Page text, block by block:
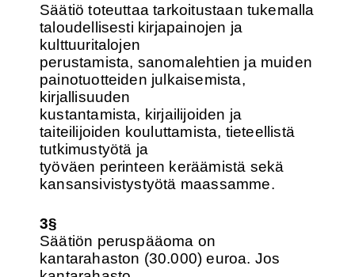
Säätiö toteuttaa tarkoitustaan tukemalla
taloudellisesti kirjapainojen ja
kulttuuritalojen
perustamista, sanomalehtien ja muiden
painotuotteiden julkaisemista,
kirjallisuuden
kustantamista, kirjailijoiden ja
taiteilijoiden kouluttamista, tieteellistä
tutkimustyötä ja
työväen perinteen keräämistä sekä
kansansivistystyötä maassamme.
3§
Säätiön peruspääoma on
kantarahaston (30.000) euroa. Jos